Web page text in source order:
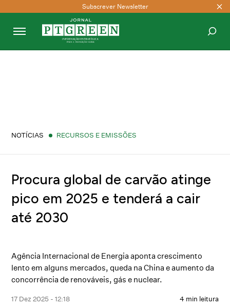
Subscrever Newsletter
NOTÍCIAS RECURSOS E EMISSÕES
Procura global de carvão atinge
pico em 2025 e tenderá a cair
até 2030
Agência Internacional de Energia aponta crescimento
lento em alguns mercados, queda na China e aumento da
concorrência de renováveis, gás e nuclear.
17 Dez 2025 - 12:18 4 min leitura